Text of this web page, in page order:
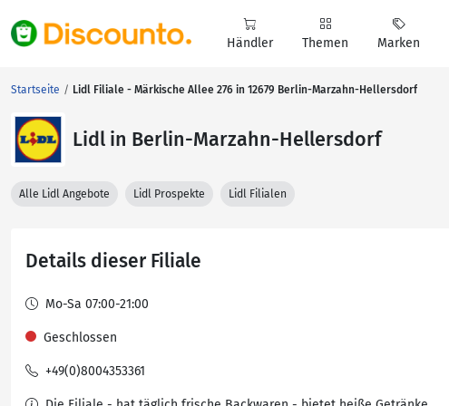
Händler Themen Marken
Startseite Lidl Filiale - Märkische Allee 276 in 12679 Berlin-Marzahn-Hellersdorf
Lidl in Berlin-Marzahn-Hellersdorf
Alle Lidl Angebote Lidl Prospekte Lidl Filialen
Details dieser Filiale
Mo-Sa 07:00-21:00
Geschlossen
+49(0)8004353361